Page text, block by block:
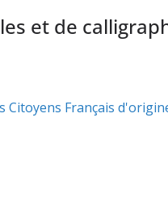
et de
Citoyens Français